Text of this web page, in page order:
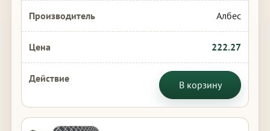
Албес
222.27
В корзину